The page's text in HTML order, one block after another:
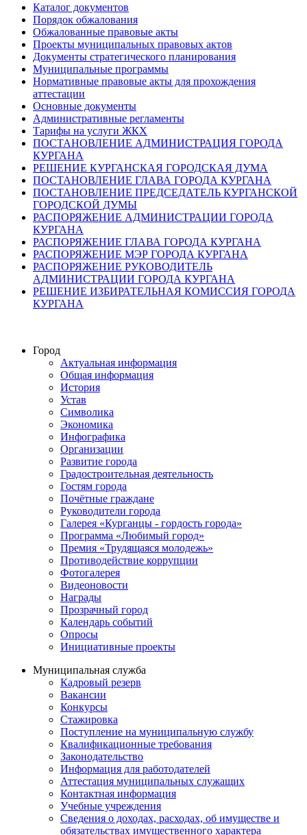
Каталог документов
Порядок обжалования
Обжалованные правовые акты
Проекты муниципальных правовых актов
Документы стратегического планирования
Муниципальные программы
Нормативные правовые акты для прохождения
аттестации
Основные документы
Административные регламенты
Тарифы на услуги ЖКХ
ПОСТАНОВЛЕНИЕ АДМИНИСТРАЦИЯ ГОРОДА
КУРГАНА
РЕШЕНИЕ КУРГАНСКАЯ ГОРОДСКАЯ ДУМА
ПОСТАНОВЛЕНИЕ ГЛАВА ГОРОДА КУРГАНА
ПОСТАНОВЛЕНИЕ ПРЕДСЕДАТЕЛЬ КУРГАНСКОЙ
ГОРОДСКОЙ ДУМЫ
РАСПОРЯЖЕНИЕ АДМИНИСТРАЦИИ ГОРОДА
КУРГАНА
РАСПОРЯЖЕНИЕ ГЛАВА ГОРОДА КУРГАНА
РАСПОРЯЖЕНИЕ МЭР ГОРОДА КУРГАНА
РАСПОРЯЖЕНИЕ РУКОВОДИТЕЛЬ
АДМИНИСТРАЦИИ ГОРОДА КУРГАНА
РЕШЕНИЕ ИЗБИРАТЕЛЬНАЯ КОМИССИЯ ГОРОДА
КУРГАНА
Город
Актуальная информация
Общая информация
История
Устав
Символика
Экономика
Инфографика
Организации
Развитие города
Градостроительная деятельность
Гостям города
Почётные граждане
Руководители города
Галерея «Курганцы - гордость города»
Программа «Любимый город»
Премия «Трудящаяся молодежь»
Противодействие коррупции
Фотогалерея
Видеоновости
Награды
Прозрачный город
Календарь событий
Опросы
Инициативные проекты
Муниципальная служба
Кадровый резерв
Вакансии
Конкурсы
Стажировка
Поступление на муниципальную службу
Квалификационные требования
Законодательство
Информация для работодателей
Аттестация муниципальных служащих
Контактная информация
Учебные учреждения
Сведения о доходах, расходах, об имуществе и
обязательствах имущественного характера